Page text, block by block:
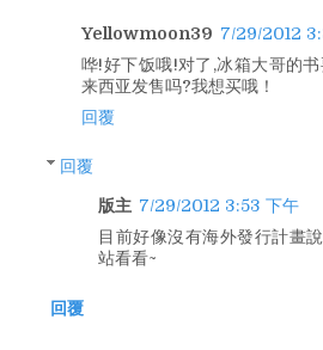
Yellowmoon39 7/29/2012
哗!好下饭哦!对了,冰箱大哥的
来西亚发售吗?我想买哦！
回覆
回覆
版主 7/29/2012 3:53 下午
目前好像沒有海外發行計畫
站看看~
回覆